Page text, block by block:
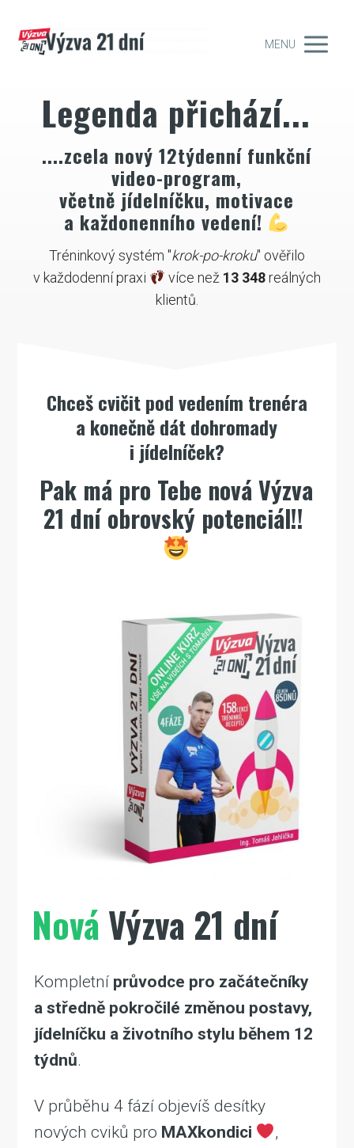
MENU
Legenda přichází...
....zcela nový 12týdenní funkční
video-program,
včetně jídelníčku, motivace
a každonenního vedení!
Tréninkový systém "krok-po-kroku" ověřilo
v každodenní praxi
více než 13 348 reálných
klientů.
Chceš cvičit pod vedením trenéra
a konečně dát dohromady
i jídelníček?
Pak má pro Tebe nová Výzva
21 dní obrovský potenciál!!
Nová Výzva 21 dní
Kompletní průvodce pro začátečníky
a středně pokročilé změnou postavy,
jídelníčku a životního stylu během 12
týdnů.
V průběhu 4 fází objevíš desítky
nových cviků pro MAXkondici
,